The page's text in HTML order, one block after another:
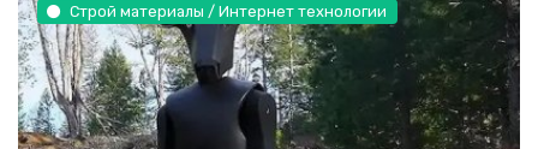
Строй материалы / Интернет технологии